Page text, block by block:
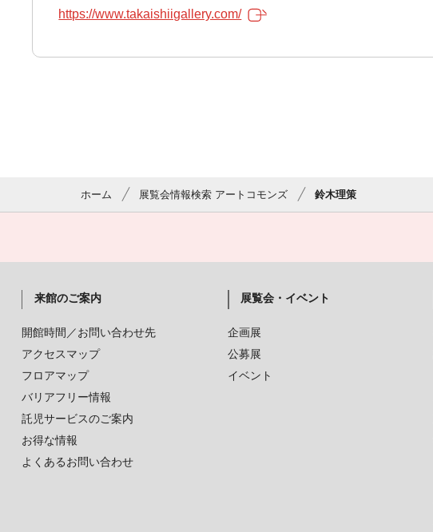
https://www.takaishiigallery.com/
ホーム 展覧会情報検索 アートコモンズ 鈴木理策
来館のご案内
開館時間／お問い合わせ先
アクセスマップ
フロアマップ
バリアフリー情報
託児サービスのご案内
お得な情報
よくあるお問い合わせ
展覧会・イベント
企画展
公募展
イベント